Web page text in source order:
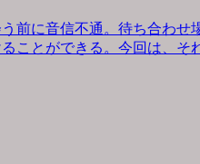
前に音信不通。待ち合わせ
ことができる。今回は、そ